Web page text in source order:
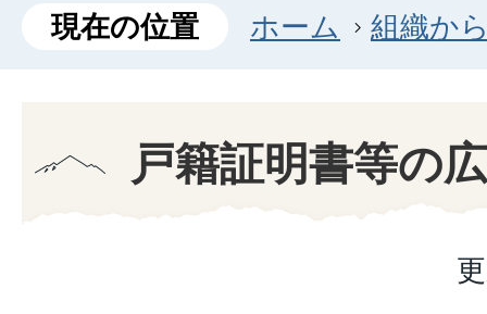
現在の位置 ホーム 組織か
戸籍証明書等の